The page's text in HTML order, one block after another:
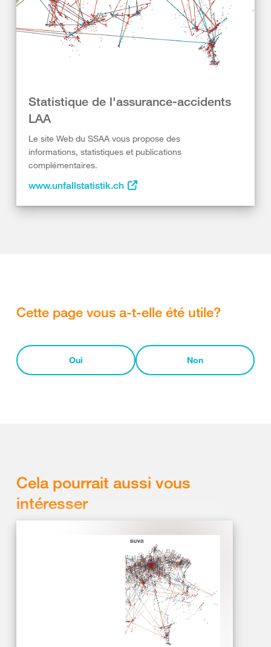
Statistique de l'assurance-accidents
LAA
Le site Web du SSAA vous propose des
informations, statistiques et publications
complémentaires.
www.unfallstatistik.ch
Cette page vous a-t-elle été utile?
Oui Non
Cela pourrait aussi vous
intéresser